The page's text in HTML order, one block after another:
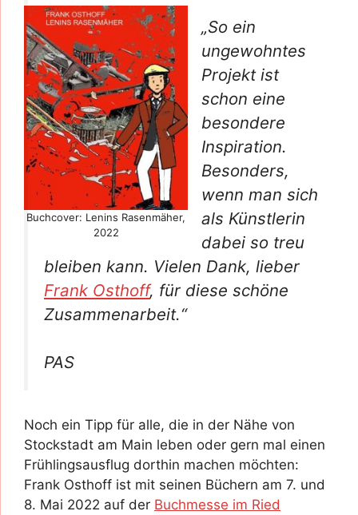
Buchcover: Lenins Rasenmäher,
2022
„So ein
ungewohntes
Projekt ist
schon eine
besondere
Inspiration.
Besonders,
wenn man sich
als Künstlerin
dabei so treu
bleiben kann. Vielen Dank, lieber
Frank Osthoff, für diese schöne
Zusammenarbeit.“
PAS
Noch ein Tipp für alle, die in der Nähe von
Stockstadt am Main leben oder gern mal einen
Frühlingsausflug dorthin machen möchten:
Frank Osthoff ist mit seinen Büchern am 7. und
8. Mai 2022 auf der Buchmesse im Ried